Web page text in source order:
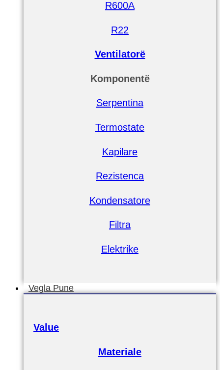
R600A
R22
Ventilatorë
Komponentë
Serpentina
Termostate
Kapilare
Rezistenca
Kondensatore
Filtra
Elektrike
Vegla Pune
Value
Materiale